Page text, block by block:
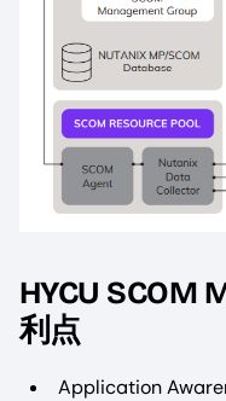
HYCU SCOM
利点
Application